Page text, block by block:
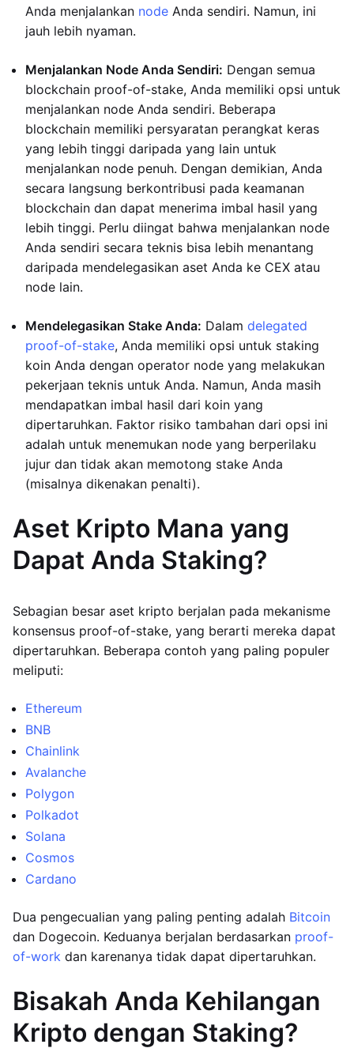
Anda menjalankan node Anda sendiri. Namun, ini
jauh lebih nyaman.
Menjalankan Node Anda Sendiri: Dengan semua
blockchain proof-of-stake, Anda memiliki opsi untuk
menjalankan node Anda sendiri. Beberapa
blockchain memiliki persyaratan perangkat keras
yang lebih tinggi daripada yang lain untuk
menjalankan node penuh. Dengan demikian, Anda
secara langsung berkontribusi pada keamanan
blockchain dan dapat menerima imbal hasil yang
lebih tinggi. Perlu diingat bahwa menjalankan node
Anda sendiri secara teknis bisa lebih menantang
daripada mendelegasikan aset Anda ke CEX atau
node lain.
Mendelegasikan Stake Anda: Dalam delegated
proof-of-stake, Anda memiliki opsi untuk staking
koin Anda dengan operator node yang melakukan
pekerjaan teknis untuk Anda. Namun, Anda masih
mendapatkan imbal hasil dari koin yang
dipertaruhkan. Faktor risiko tambahan dari opsi ini
adalah untuk menemukan node yang berperilaku
jujur dan tidak akan memotong stake Anda
(misalnya dikenakan penalti).
Aset Kripto Mana yang
Dapat Anda Staking?
Sebagian besar aset kripto berjalan pada mekanisme
konsensus proof-of-stake, yang berarti mereka dapat
dipertaruhkan. Beberapa contoh yang paling populer
meliputi:
Ethereum
BNB
Chainlink
Avalanche
Polygon
Polkadot
Solana
Cosmos
Cardano
Dua pengecualian yang paling penting adalah Bitcoin
dan Dogecoin. Keduanya berjalan berdasarkan proof-
of-work dan karenanya tidak dapat dipertaruhkan.
Bisakah Anda Kehilangan
Kripto dengan Staking?